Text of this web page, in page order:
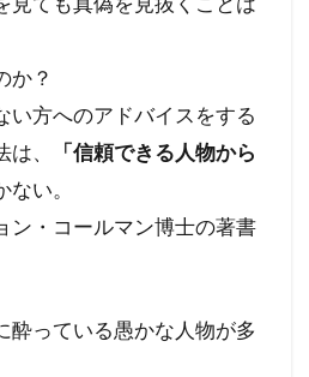
か？
い方へのアドバイスをする
、
「信頼できる人物から
ない。
ン・コールマン博士の著書
酔っている愚かな人物が多